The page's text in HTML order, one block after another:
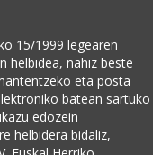
15/1999 legearen
helbidea, nahiz beste
eta posta
batean sartuko
edozein
helbidera bidaliz,